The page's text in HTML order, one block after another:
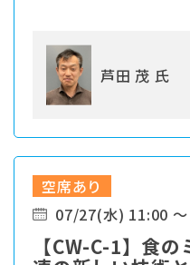
芦田 茂 氏
空席あり
07/27(水) 11:00
【CW-C-1】食